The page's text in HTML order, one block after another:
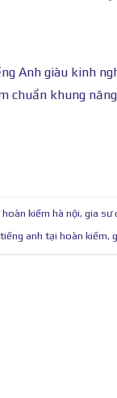
Anh giàu kinh
chuẩn khung
kiếm hà nội, gia sư
anh tại hoàn kiếm,